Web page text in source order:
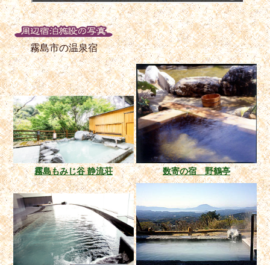
霧島市の温泉宿
霧島もみじ谷 静流荘 数寄の宿 野鶴亭